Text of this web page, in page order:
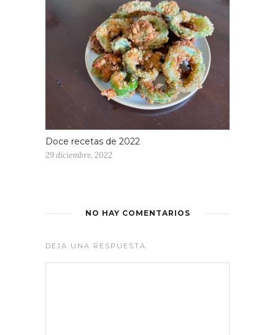
Doce recetas de 2022
29 diciembre, 2022
NO HAY COMENTARIOS
DEJA UNA RESPUESTA